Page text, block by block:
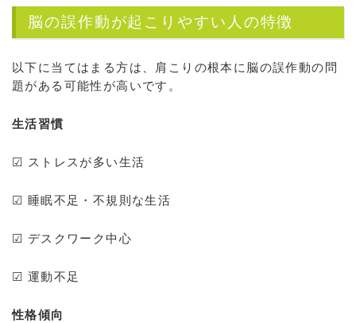
脳の誤作動が起こりやすい人の特徴
以下に当てはまる方は、肩こりの根本に脳の誤作動の問
題がある可能性が高いです。
生活習慣
☑ ストレスが多い生活
☑ 睡眠不足・不規則な生活
☑ デスクワーク中心
☑ 運動不足
性格傾向